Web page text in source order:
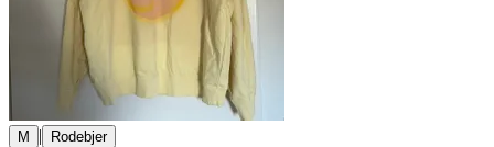
M | Rodebjer